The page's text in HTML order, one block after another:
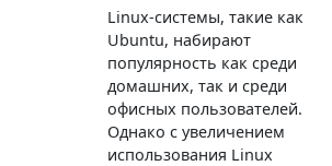
Linux-системы, такие как
Ubuntu, набирают
популярность как среди
домашних, так и среди
офисных пользователей.
Однако с увеличением
использования Linux